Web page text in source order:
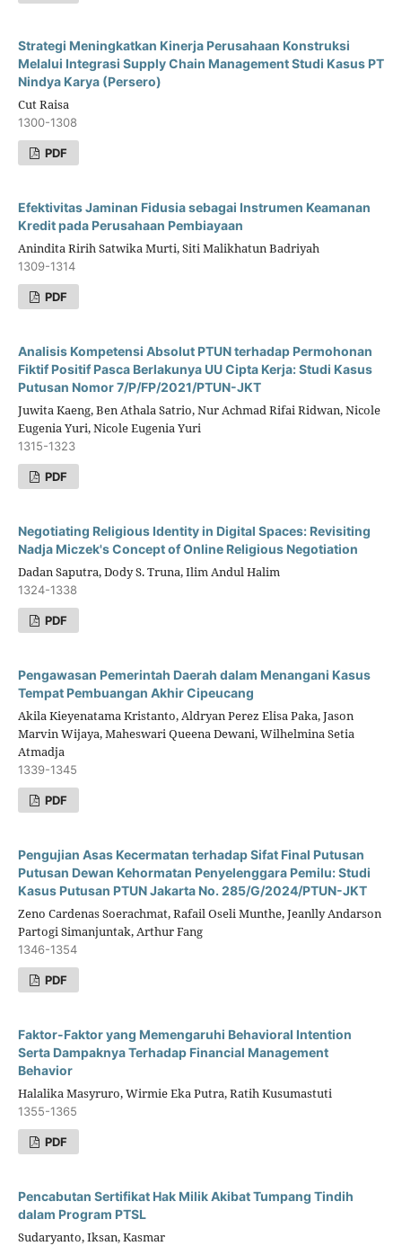
Strategi Meningkatkan Kinerja Perusahaan Konstruksi
Melalui Integrasi Supply Chain Management Studi Kasus PT
Nindya Karya (Persero)
Cut Raisa
1300-1308
PDF
Efektivitas Jaminan Fidusia sebagai Instrumen Keamanan
Kredit pada Perusahaan Pembiayaan
Anindita Ririh Satwika Murti, Siti Malikhatun Badriyah
1309-1314
PDF
Analisis Kompetensi Absolut PTUN terhadap Permohonan
Fiktif Positif Pasca Berlakunya UU Cipta Kerja: Studi Kasus
Putusan Nomor 7/P/FP/2021/PTUN-JKT
Juwita Kaeng, Ben Athala Satrio, Nur Achmad Rifai Ridwan, Nicole
Eugenia Yuri, Nicole Eugenia Yuri
1315-1323
PDF
Negotiating Religious Identity in Digital Spaces: Revisiting
Nadja Miczek's Concept of Online Religious Negotiation
Dadan Saputra, Dody S. Truna, Ilim Andul Halim
1324-1338
PDF
Pengawasan Pemerintah Daerah dalam Menangani Kasus
Tempat Pembuangan Akhir Cipeucang
Akila Kieyenatama Kristanto, Aldryan Perez Elisa Paka, Jason
Marvin Wijaya, Maheswari Queena Dewani, Wilhelmina Setia
Atmadja
1339-1345
PDF
Pengujian Asas Kecermatan terhadap Sifat Final Putusan
Putusan Dewan Kehormatan Penyelenggara Pemilu: Studi
Kasus Putusan PTUN Jakarta No. 285/G/2024/PTUN-JKT
Zeno Cardenas Soerachmat, Rafail Oseli Munthe, Jeanlly Andarson
Partogi Simanjuntak, Arthur Fang
1346-1354
PDF
Faktor-Faktor yang Memengaruhi Behavioral Intention
Serta Dampaknya Terhadap Financial Management
Behavior
Halalika Masyruro, Wirmie Eka Putra, Ratih Kusumastuti
1355-1365
PDF
Pencabutan Sertifikat Hak Milik Akibat Tumpang Tindih
dalam Program PTSL
Sudaryanto, Iksan, Kasmar